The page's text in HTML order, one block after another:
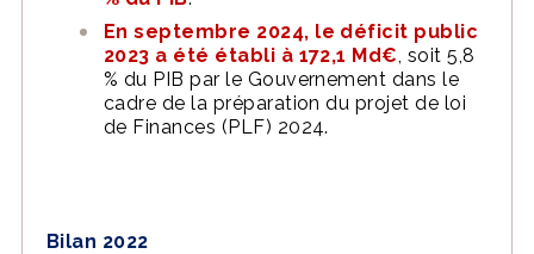
En septembre 2024, le déficit public
2023 a été établi à 172,1 Md€, soit 5,8
% du PIB par le Gouvernement dans le
cadre de la préparation du projet de loi
de Finances (PLF) 2024.
Bilan 2022